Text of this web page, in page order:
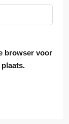
browser voor